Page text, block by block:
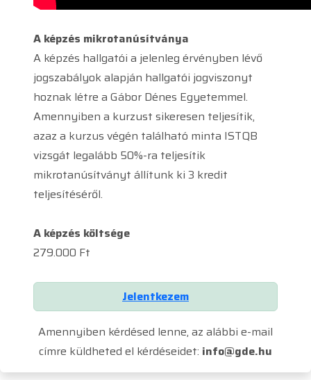
A képzés mikrotanúsítványa
A képzés hallgatói a jelenleg érvényben lévő
jogszabályok alapján hallgatói jogviszonyt
hoznak létre a Gábor Dénes Egyetemmel.
Amennyiben a kurzust sikeresen teljesítik,
azaz a kurzus végén található minta ISTQB
vizsgát legalább 50%-ra teljesítik
mikrotanúsítványt állítunk ki 3 kredit
teljesítéséről.
A képzés költsége
279.000 Ft
Jelentkezem
Amennyiben kérdésed lenne, az alábbi e-mail
címre küldheted el kérdéseidet: info@gde.hu